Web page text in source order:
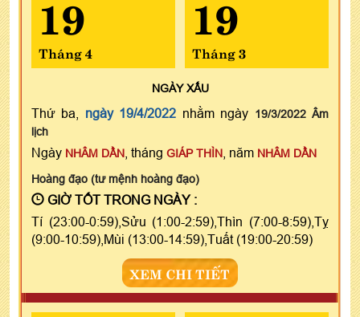
19
Tháng 4
19
Tháng 3
NGÀYXẤU
Thứ ba, ngày 19/4/2022 nhằm ngày 19/3/2022 Âm
lịch
Ngày NHÂM DẦN , tháng GIÁP THÌN , năm NHÂM DẦN
Hoàng đạo (tư mệnh hoàng đạo)
GIỜ TỐT TRONG NGÀY :
Tí (23:00-0:59),Sửu (1:00-2:59),Thìn (7:00-8:59),Tỵ
(9:00-10:59),Mùi (13:00-14:59),Tuất (19:00-20:59)
XEM CHI TIẾT